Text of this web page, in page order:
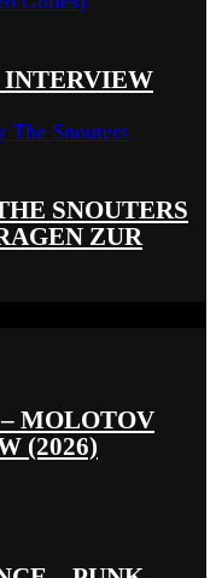
SNOUTERS
ZUR
MOLOTOV
(2026)